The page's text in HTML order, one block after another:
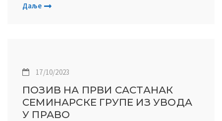
Даље
17/10/2023
ПОЗИВ НА ПРВИ САСТАНАК
СЕМИНАРСКЕ ГРУПЕ ИЗ УВОДА
У ПРАВО